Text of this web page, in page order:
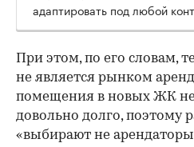
адаптировать под любой
При этом, по его словам,
не является рынком
помещения в новых ЖК не
довольно долго, поэтому
«выбирают не